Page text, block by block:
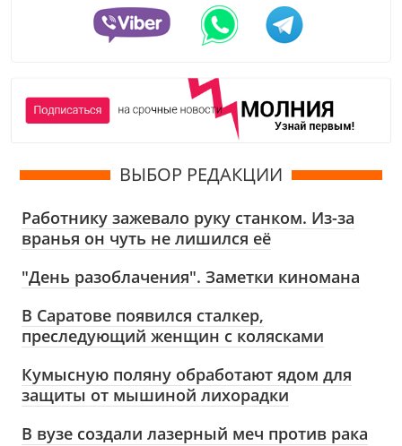
ВЫБОР РЕДАКЦИИ
Работнику зажевало руку станком. Из-за
вранья он чуть не лишился её
"День разоблачения". Заметки киномана
В Саратове появился сталкер,
преследующий женщин с колясками
Кумысную поляну обработают ядом для
защиты от мышиной лихорадки
В вузе создали лазерный меч против рака